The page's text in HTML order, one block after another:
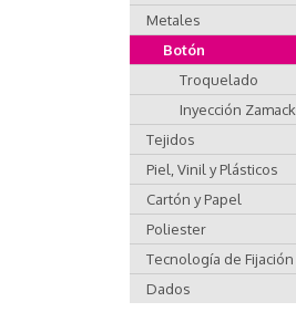
Metales
Botón
Troquelado
Inyección Zamack
Tejidos
Piel, Vinil y Plásticos
Cartón y Papel
Poliester
Tecnología de Fijación
Dados